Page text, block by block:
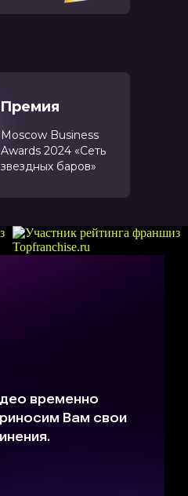
Премия
Moscow Business
Awards 2024 «Сеть
звездных баров»